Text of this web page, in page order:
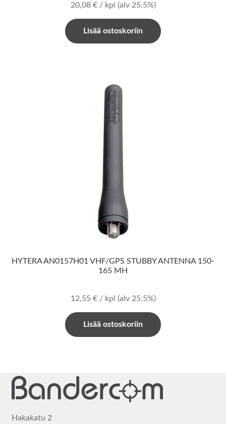
20,08 €/ kpl (alv 25.5%)
Lisää ostoskoriin
HYTERA AN0157H01 VHF/GPS STUBBY ANTENNA 150-
165 MH
12,55 €/ kpl (alv 25.5%)
Lisää ostoskoriin
Hakakatu 2